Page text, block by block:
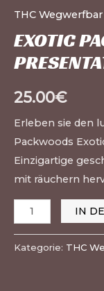
THC Wegwerfbar
EXOTIC
25.00€
Erleben sie den
Packwoods
Einzigartige
mit räuchern
IN
Kategorie: THC